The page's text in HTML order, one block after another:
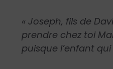
« Joseph, fils de
prendre chez toi
puisque l’enfant qui